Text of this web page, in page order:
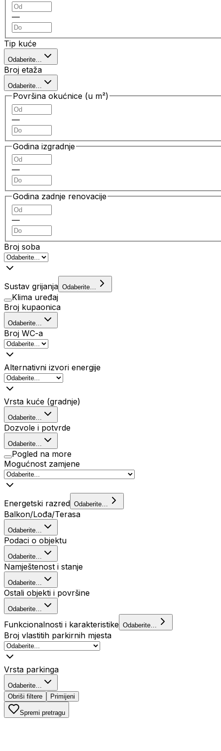
—
Tip kuće
Odaberite…
Broj etaža
Odaberite…
Površina okućnice (u m²)
—
Godina izgradnje
—
Godina zadnje renovacije
—
Broj soba
Sustav grijanja Odaberite…
Klima uređaj
Broj kupaonica
Odaberite…
Broj WC-a
Alternativni izvori energije
Vrsta kuće (gradnje)
Odaberite…
Dozvole i potvrde
Odaberite…
Pogled na more
Mogućnost zamjene
Energetski razred Odaberite…
Balkon/Lođa/Terasa
Odaberite…
Podaci o objektu
Odaberite…
Namještenost i stanje
Odaberite…
Ostali objekti i površine
Odaberite…
Funkcionalnosti i karakteristike Odaberite…
Broj vlastitih parkirnih mjesta
Vrsta parkinga
Odaberite…
Obriši filtere
Primijeni
Spremi pretragu